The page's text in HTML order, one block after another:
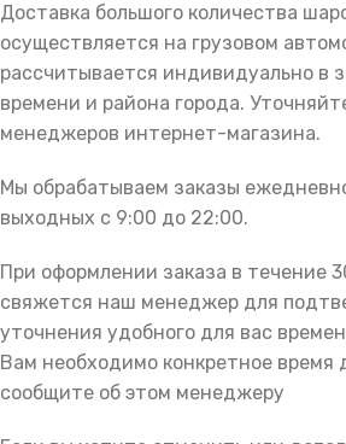
Доставка большого количества
осуществляется на грузовом
рассчитывается индивидуально в
времени и района города.
менеджеров интернет-магазина.
Мы обрабатываем заказы
выходных с 9:00 до 22:00.
При оформлении заказа в течение
свяжется наш менеджер для
уточнения удобного для вас
Вам необходимо конкретное время
сообщите об этом менеджеру